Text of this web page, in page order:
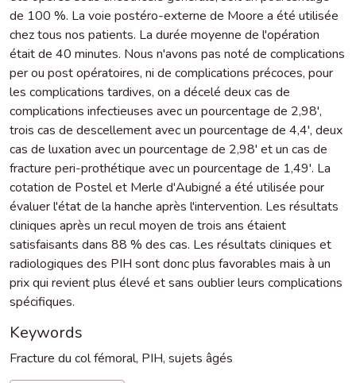
de 100 %. La voie postéro-externe de Moore a été utilisée
chez tous nos patients. La durée moyenne de l'opération
était de 40 minutes. Nous n'avons pas noté de complications
per ou post opératoires, ni de complications précoces, pour
les complications tardives, on a décelé deux cas de
complications infectieuses avec un pourcentage de 2,98',
trois cas de descellement avec un pourcentage de 4,4', deux
cas de luxation avec un pourcentage de 2,98' et un cas de
fracture peri-prothétique avec un pourcentage de 1,49'. La
cotation de Postel et Merle d'Aubigné a été utilisée pour
évaluer l'état de la hanche après l'intervention. Les résultats
cliniques après un recul moyen de trois ans étaient
satisfaisants dans 88 % des cas. Les résultats cliniques et
radiologiques des PIH sont donc plus favorables mais à un
prix qui revient plus élevé et sans oublier leurs complications
spécifiques.
Keywords
Fracture du col fémoral, PIH, sujets âgés